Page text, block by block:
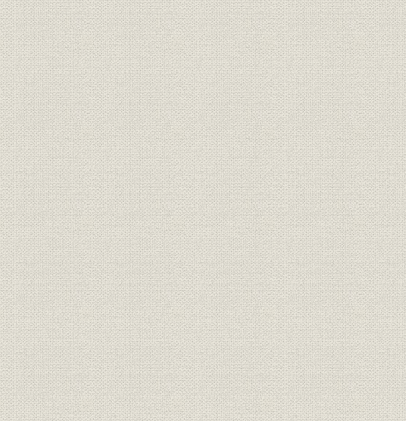
第3節 労使関係の展開
第4節 経営参加と販売網の整備
第5節 業績の推移
第7章 一貫メーカーへの飛躍(1965~74年)
第1節 自由化と大型化の時代
第2節 八戸工場の建設
第3節 合理化の推進と経営展開
第4節 生産の多角化と販売の近代化
第5節 生産販売および財務の構造
第8章 構造改善との戦い(1974~85年)
第1節 安定成長への移行と紙・パルプ産業